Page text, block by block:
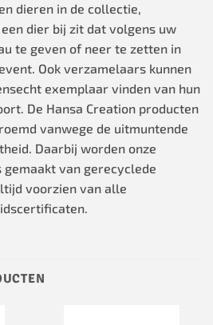
dieren in de collectie,
dier bij zit dat volgens uw
te geven of neer te zetten in
Ook verzamelaars kunnen
exemplaar vinden van hun
De Hansa Creation producten
vanwege de uitmuntende
Daarbij worden onze
van gerecyclede
voorzien van alle